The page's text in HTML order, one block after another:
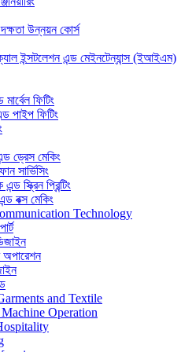
দক্ষতা উন্নয়ন কোর্স
ইন্সটলেশন এন্ড মেইনটেন্যান্স (ইআইএম)
ফিটিং
পাইপ ফিটিং
ড্রেস মেকিং
সার্ভিসিং
স্ক্রিন প্রিন্টিং
বক্স মেকিং
Technology
অপারেশন
and Textile
Operation